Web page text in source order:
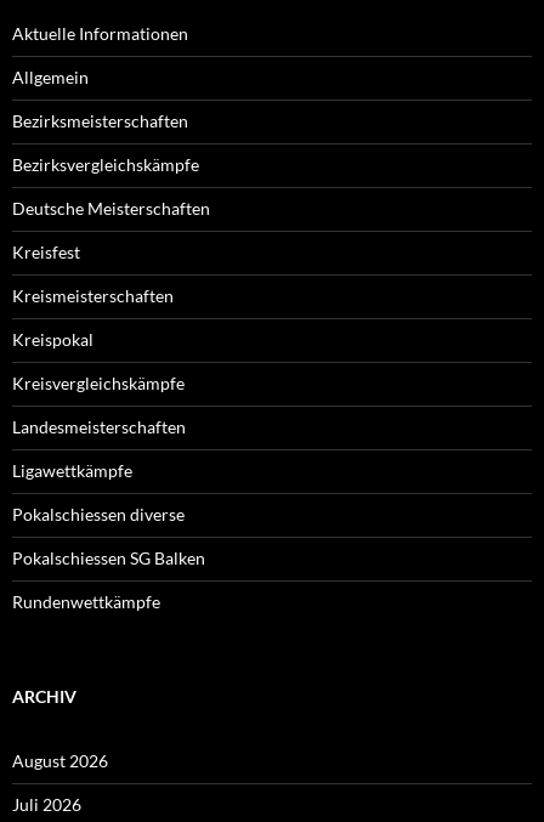
Aktuelle Informationen
Allgemein
Bezirksmeisterschaften
Bezirksvergleichskämpfe
Deutsche Meisterschaften
Kreisfest
Kreismeisterschaften
Kreispokal
Kreisvergleichskämpfe
Landesmeisterschaften
Ligawettkämpfe
Pokalschiessen diverse
Pokalschiessen SG Balken
Rundenwettkämpfe
ARCHIV
August 2026
Juli 2026